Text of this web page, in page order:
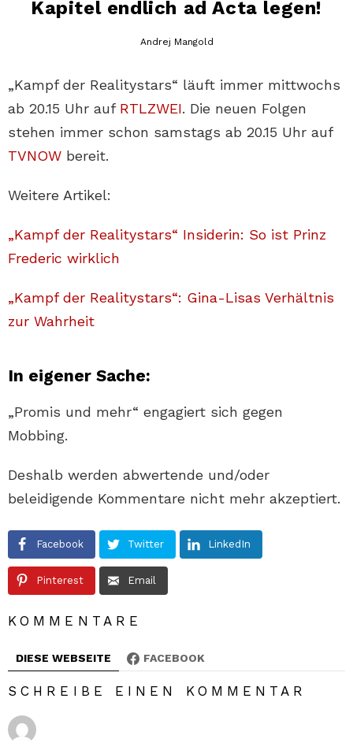
Kapitel endlich ad Acta legen!
Andrej Mangold
„Kampf der Realitystars“ läuft immer mittwochs
ab 20.15 Uhr auf RTLZWEI. Die neuen Folgen
stehen immer schon samstags ab 20.15 Uhr auf
TVNOW bereit.
Weitere Artikel:
„Kampf der Realitystars“ Insiderin: So ist Prinz
Frederic wirklich
„Kampf der Realitystars“: Gina-Lisas Verhältnis
zur Wahrheit
In eigener Sache:
„Promis und mehr“ engagiert sich gegen
Mobbing.
Deshalb werden abwertende und/oder
beleidigende Kommentare nicht mehr akzeptiert.
Facebook Twitter LinkedIn
Pinterest Email
KOMMENTARE
DIESE WEBSEITE FACEBOOK
SCHREIBE EINEN KOMMENTAR